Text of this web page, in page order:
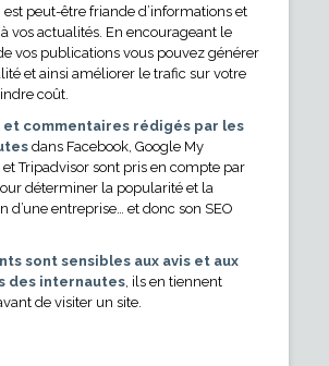
est peut-être friande d’informations et
vos actualités. En encourageant le
vos publications vous pouvez générer
et ainsi améliorer le trafic sur votre
coût.
et commentaires rédigés par les
dans Facebook, Google My
et Tripadvisor sont pris en compte par
déterminer la popularité et la
d’une entreprise… et donc son SEO
sont sensibles aux avis et aux
des internautes, ils en tiennent
de visiter un site.